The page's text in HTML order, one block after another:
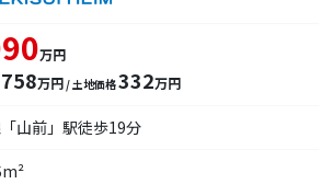
万円
758万円/ 土地価格332万円
山前」駅徒歩19分